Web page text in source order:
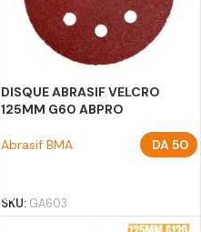
DISQUE ABRASIF VELCRO
125MM G60 ABPRO
Abrasif BMA DA50
SKU: GA603